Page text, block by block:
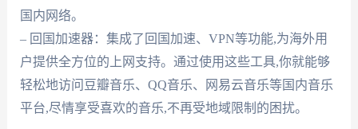
国内网络。
– 回国加速器：集成了回国加速、VPN等功能,为海外用
户提供全方位的上网支持。通过使用这些工具,你就能够
轻松地访问豆瓣音乐、QQ音乐、网易云音乐等国内音乐
平台,尽情享受喜欢的音乐,不再受地域限制的困扰。